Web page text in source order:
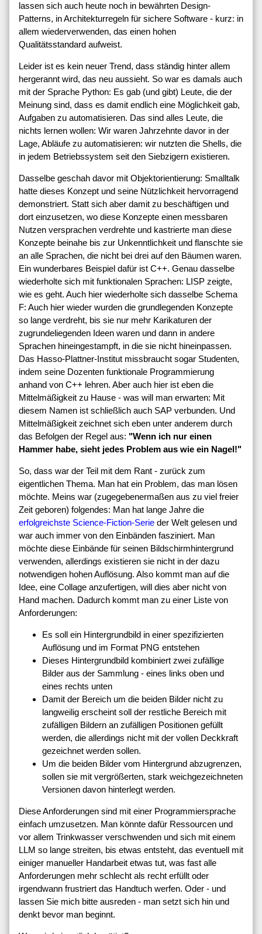
lassen sich auch heute noch in bewährten Design-
Patterns, in Architekturregeln für sichere Software - kurz: in
allem wiederverwenden, das einen hohen
Qualitätsstandard aufweist.
Leider ist es kein neuer Trend, dass ständig hinter allem
hergerannt wird, das neu aussieht. So war es damals auch
mit der Sprache Python: Es gab (und gibt) Leute, die der
Meinung sind, dass es damit endlich eine Möglichkeit gab,
Aufgaben zu automatisieren. Das sind alles Leute, die
nichts lernen wollen: Wir waren Jahrzehnte davor in der
Lage, Abläufe zu automatisieren: wir nutzten die Shells, die
in jedem Betriebssystem seit den Siebzigern existieren.
Dasselbe geschah davor mit Objektorientierung: Smalltalk
hatte dieses Konzept und seine Nützlichkeit hervorragend
demonstriert. Statt sich aber damit zu beschäftigen und
dort einzusetzen, wo diese Konzepte einen messbaren
Nutzen versprachen verdrehte und kastrierte man diese
Konzepte beinahe bis zur Unkenntlichkeit und flanschte sie
an alle Sprachen, die nicht bei drei auf den Bäumen waren.
Ein wunderbares Beispiel dafür ist C++. Genau dasselbe
wiederholte sich mit funktionalen Sprachen: LISP zeigte,
wie es geht. Auch hier wiederholte sich dasselbe Schema
F: Auch hier wieder wurden die grundlegenden Konzepte
so lange verdreht, bis sie nur mehr Karikaturen der
zugrundeliegenden Ideen waren und dann in andere
Sprachen hineingestampft, in die sie nicht hineinpassen.
Das Hasso-Plattner-Institut missbraucht sogar Studenten,
indem seine Dozenten funktionale Programmierung
anhand von C++ lehren. Aber auch hier ist eben die
Mittelmäßigkeit zu Hause - was will man erwarten: Mit
diesem Namen ist schließlich auch SAP verbunden. Und
Mittelmäßigkeit zeichnet sich eben unter anderem durch
das Befolgen der Regel aus: "Wenn ich nur einen
Hammer habe, sieht jedes Problem aus wie ein Nagel!"
So, dass war der Teil mit dem Rant - zurück zum
eigentlichen Thema. Man hat ein Problem, das man lösen
möchte. Meins war (zugegebenermaßen aus zu viel freier
Zeit geboren) folgendes: Man hat lange Jahre die
erfolgreichste Science-Fiction-Serie der Welt gelesen und
war auch immer von den Einbänden fasziniert. Man
möchte diese Einbände für seinen Bildschirmhintergrund
verwenden, allerdings existieren sie nicht in der dazu
notwendigen hohen Auflösung. Also kommt man auf die
Idee, eine Collage anzufertigen, will dies aber nicht von
Hand machen. Dadurch kommt man zu einer Liste von
Anforderungen:
Es soll ein Hintergrundbild in einer spezifizierten
Auflösung und im Format PNG entstehen
Dieses Hintergrundbild kombiniert zwei zufällige
Bilder aus der Sammlung - eines links oben und
eines rechts unten
Damit der Bereich um die beiden Bilder nicht zu
langweilig erscheint soll der restliche Bereich mit
zufälligen Bildern an zufälligen Positionen gefüllt
werden, die allerdings nicht mit der vollen Deckkraft
gezeichnet werden sollen.
Um die beiden Bilder vom Hintergrund abzugrenzen,
sollen sie mit vergrößerten, stark weichgezeichneten
Versionen davon hinterlegt werden.
Diese Anforderungen sind mit einer Programmiersprache
einfach umzusetzen. Man könnte dafür Ressourcen und
vor allem Trinkwasser verschwenden und sich mit einem
LLM so lange streiten, bis etwas entsteht, das eventuell mit
einiger manueller Handarbeit etwas tut, was fast alle
Anforderungen mehr schlecht als recht erfüllt oder
irgendwann frustriert das Handtuch werfen. Oder - und
lassen Sie mich bitte ausreden - man setzt sich hin und
denkt bevor man beginnt.